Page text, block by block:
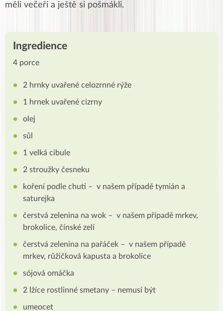
měli večeři a ještě si pošmákli.
Ingredience
4 porce
2 hrnky uvařené celozrnné rýže
1 hrnek uvařené cizrny
olej
sůl
1 velká cibule
2 stroužky česneku
koření podle chuti – v našem případě tymián a
saturejka
čerstvá zelenina na wok – v našem případě mrkev,
brokolice, čínské zelí
čerstvá zelenina na pařáček – v našem případě
mrkev, růžičková kapusta a brokolice
sójová omáčka
2 lžíce rostlinné smetany – nemusí být
umeocet